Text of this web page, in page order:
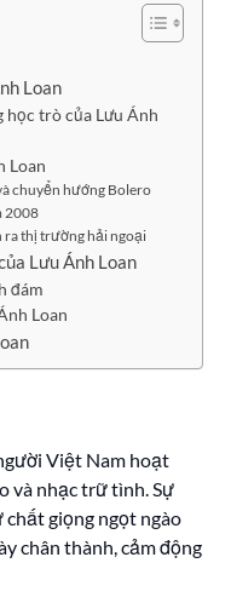
Loan
học trò của Lưu Ánh
Loan
chuyển hướng Bolero
2008
ra thị trường hải ngoại
Lưu Ánh Loan
đám
Loan
Việt Nam hoạt
và nhạc trữ tình. Sự
chất giọng ngọt ngào
chân thành, cảm động